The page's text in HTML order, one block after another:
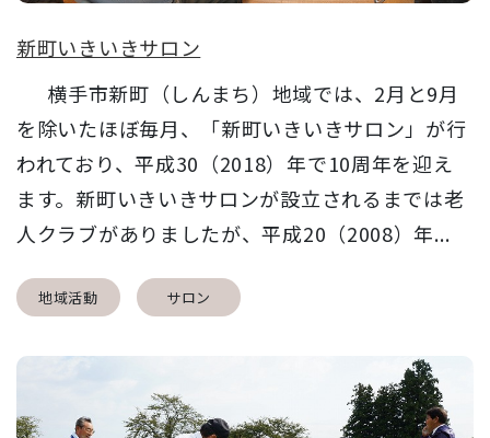
新町いきいきサロン
横手市新町（しんまち）地域では、2月と9月
を除いたほぼ毎月、「新町いきいきサロン」が行
われており、平成30（2018）年で10周年を迎え
ます。新町いきいきサロンが設立されるまでは老
人クラブがありましたが、平成20（2008）年...
地域活動 サロン